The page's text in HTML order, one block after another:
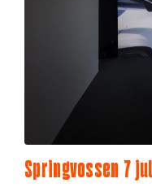
Springvossen 7